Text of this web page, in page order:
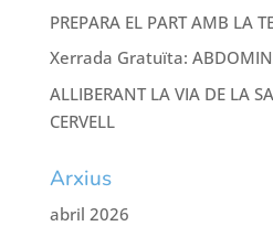
PREPARA EL PART AMB LA
Xerrada Gratuïta:
ALLIBERANT LA VIA DE LA
CERVELL
Arxius
abril 2026